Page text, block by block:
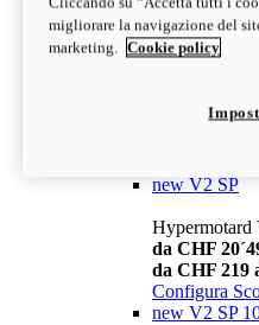
da CHF
Configura
newV2
da CHF
new V2 SP
Hypermotard
da CHF
da CHF 219
Configura
new V2 SP
migliorare la navigazione del
marketing.
Cookie policy